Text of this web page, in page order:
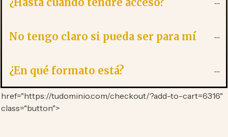
No tengo claro si pueda ser para mí
¿En qué formato está?
href="https://tudominio.com/checkout/?add-to-cart=6316"
class="button">